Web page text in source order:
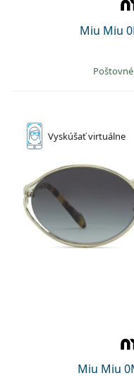
Miu Miu
Vyskúšaťvirtuálne
Miu Miu